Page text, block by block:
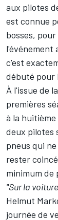
aux pilotes
est connue
bosses,
l'événement
c'est
débuté pour
À l'issue de
premières
à la
deux pilotes
pneus qui
rester
minimum de
"Sur la
Helmut
journée de